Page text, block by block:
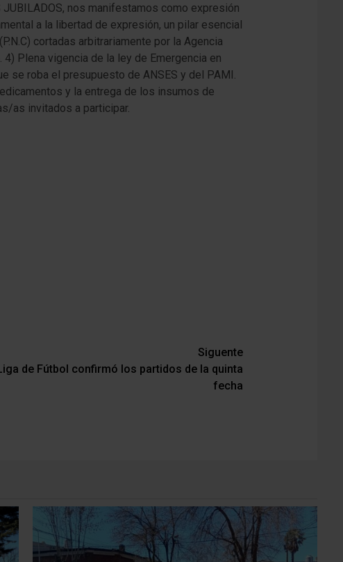
nos manifestamos como expresión
a la libertad de expresión, un pilar esencial
cortadas arbitrariamente por la Agencia
Plena vigencia de la ley de Emergencia en
se roba el presupuesto de ANSES y del PAMI.
y la entrega de los insumos de
as invitados a participar.
Siguente
de Fútbol confirmó los partidos de la quinta
fecha